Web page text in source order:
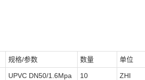
规格/参数 数量 单位
UPVC DN50/1.6Mpa
10 ZHI